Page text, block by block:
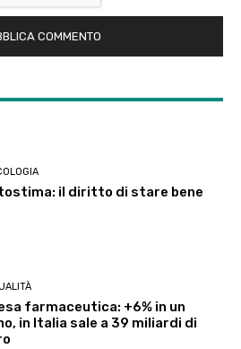
il diritto di stare bene
farmaceutica: +6% in un
in Italia sale a 39 miliardi di